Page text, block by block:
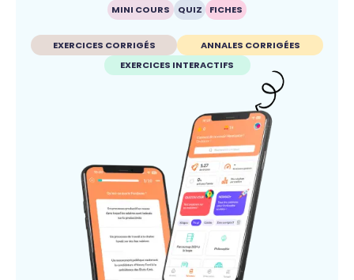
MINI COURS QUIZ FICHES
EXERCICES CORRIGÉS
ANNALES CORRIGÉES
EXERCICES INTERACTIFS